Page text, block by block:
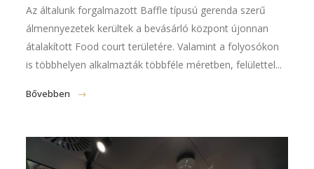
Az általunk forgalmazott Baffle típusú gerenda szerű
álmennyezetek kerültek a bevásárló központ újonnan
átalakított Food court területére. Valamint a folyosókon
is többhelyen alkalmazták többféle méretben, felülettel...
Bővebben